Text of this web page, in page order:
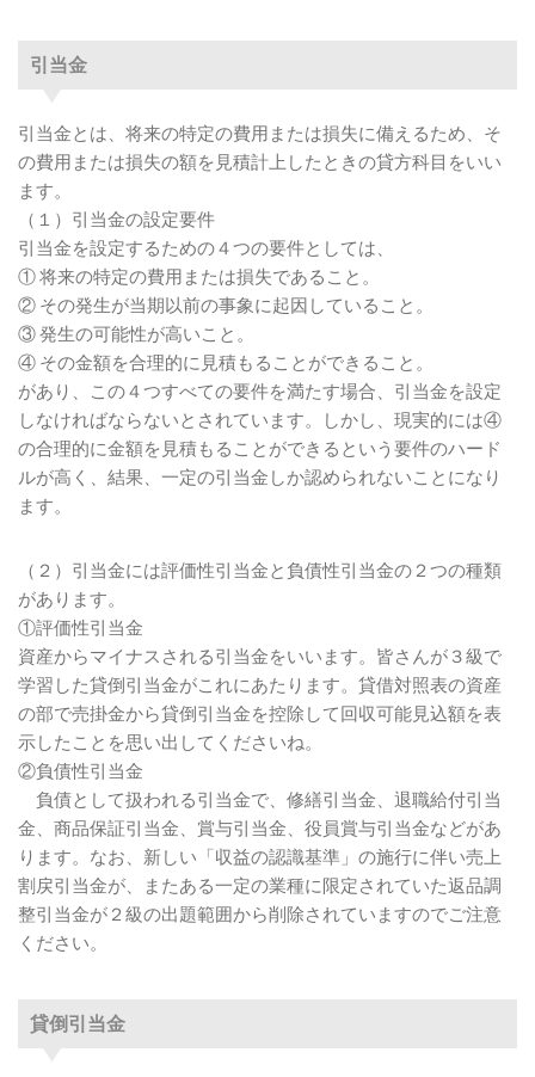
引当金
引当金とは、将来の特定の費用または損失に備えるため、そ
の費用または損失の額を見積計上したときの貸方科目をいい
ます。
（１）引当金の設定要件
引当金を設定するための４つの要件としては、
① 将来の特定の費用または損失であること。
② その発生が当期以前の事象に起因していること。
③ 発生の可能性が高いこと。
④ その金額を合理的に見積もることができること。
があり、この４つすべての要件を満たす場合、引当金を設定
しなければならないとされています。しかし、現実的には④
の合理的に金額を見積もることができるという要件のハード
ルが高く、結果、一定の引当金しか認められないことになり
ます。
（２）引当金には評価性引当金と負債性引当金の２つの種類
があります。
①評価性引当金
資産からマイナスされる引当金をいいます。皆さんが３級で
学習した貸倒引当金がこれにあたります。貸借対照表の資産
の部で売掛金から貸倒引当金を控除して回収可能見込額を表
示したことを思い出してくださいね。
②負債性引当金
負債として扱われる引当金で、修繕引当金、退職給付引当
金、商品保証引当金、賞与引当金、役員賞与引当金などがあ
ります。なお、新しい「収益の認識基準」の施行に伴い売上
割戻引当金が、またある一定の業種に限定されていた返品調
整引当金が２級の出題範囲から削除されていますのでご注意
ください。
貸倒引当金